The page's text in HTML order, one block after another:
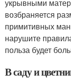
укрывными
возбраняется
примитивных
нарушите
польза будет
В саду и